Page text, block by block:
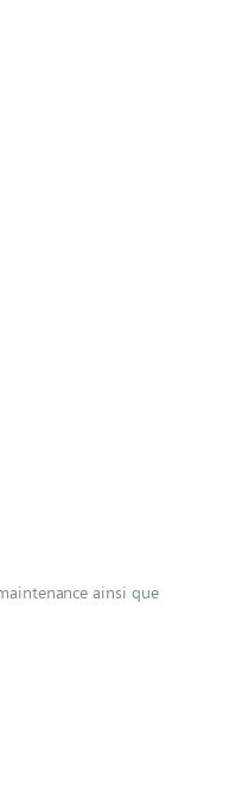
ainsi que